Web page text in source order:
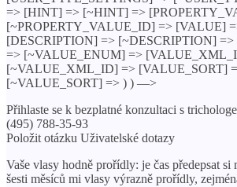
=> [HINT] => [~HINT] =>
[~PROPERTY_VALUE_ID] => [VALUE]
[DESCRIPTION] => [~DESCRIPTION]
=> [~VALUE_ENUM] =>
[~VALUE_XML_ID] => [VALUE_SORT]
[~VALUE_SORT] => ) ) —>
Přihlaste se k bezplatné konzultaci s
(495) 788-35-93
Položit otázku Uživatelské dotazy
Vaše vlasy hodně prořídly: je čas předepsat
šesti měsíců mi vlasy výrazně prořídly,